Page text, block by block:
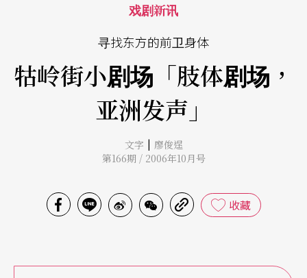
戏剧新讯
寻找东方的前卫身体
牯岭街小剧场「肢体剧场，
亚洲发声」
文字 | 廖俊逞
第166期 / 2006年10月号
收藏